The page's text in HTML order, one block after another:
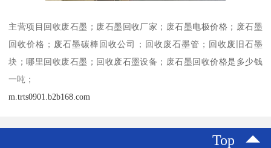
主营项目回收废石墨；废石墨回收厂家；废石墨电极价格；废石墨
回收价格；废石墨碳棒回收公司；回收废石墨管；回收废旧石墨
块；哪里回收废石墨；回收废石墨设备；废石墨回收价格是多少钱
一吨；
m.trts0901.b2b168.com
Top